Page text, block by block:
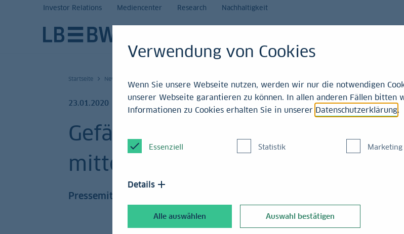
Investor Relations Mediencenter Research Nachhaltigkeit
Startseite News und Service
23.01.2020
Gefährliche Preisblase bei
mittelfristig nicht in Sicht
Pressemitteilung
Verwendung von Cookies
Wenn Sie unsere Webseite nutzen, werden wir nur die notwendigen
unserer Webseite garantieren zu können. In allen anderen Fällen bitten
Informationen zu Cookies erhalten Sie in unserer Datenschutzerklärung.
Essenziell Statistik Marketing
Details
Alle auswählen Auswahl bestätigen